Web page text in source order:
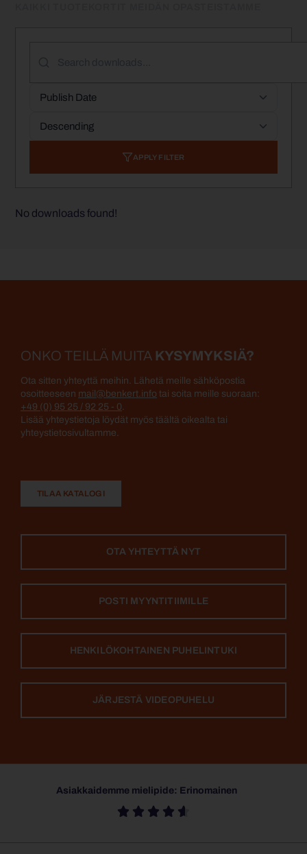
APPLY FILTER
No downloads found!
ONKO TEILLÄ MUITA KYSYMYKSIÄ?
Ota sitten yhteyttä meihin. Lähetä meille sähköpostia
osoitteeseen mail@benkert.info tai soita meille suoraan:
+49 (0) 95 25 / 92 25 - 0.
Lisää yhteystietoja löydät myös täältä oikealta tai
yhteystietosivultamme.
TILAA KATALOGI
OTA YHTEYTTÄ NYT
POSTI MYYNTITIIMILLE
HENKILÖKOHTAINEN PUHELINTUKI
JÄRJESTÄ VIDEOPUHELU
Asiakkaidemme mielipide: Erinomainen
    